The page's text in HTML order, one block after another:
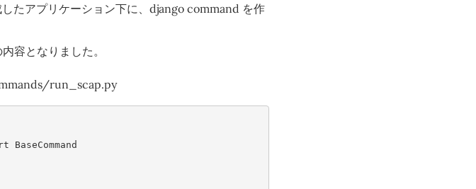
たアプリケーション下に、django command を作
容となりました。
run_scap.py
BaseCommand